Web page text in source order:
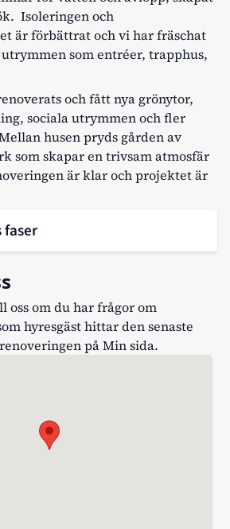
Isoleringen och
är förbättrat och vi har fräschat
som entréer, trapphus,
och fått nya grönytor,
sociala utrymmen och fler
husen pryds gården av
som skapar en trivsam atmosfär
är klar och projektet är
faser
oss om du har frågor om
hyresgäst hittar den senaste
påMin sida.